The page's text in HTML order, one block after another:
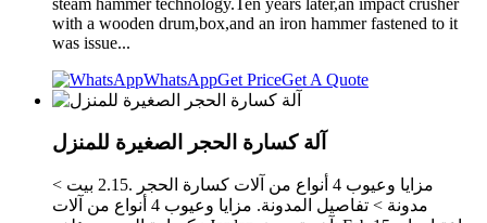
steam hammer technology.Ten years later,an impact crusher
with a wooden drum,box,and an iron hammer fastened to it
was issue...
WhatsAppGet PriceGet A Quote
آلة كسارة الحجر الصغيرة للمنزل
مزايا وعيوب 4 أنواع من آلات كسارة الحجر .2.15 بيت >
مدونة > تفاصيل المدونة. مزايا وعيوب 4 أنواع من آلات